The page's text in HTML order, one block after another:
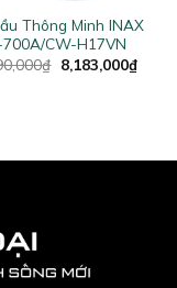
Thông Minh INAX
CW-H17VN
₫ Original
price
8,183,000₫
price